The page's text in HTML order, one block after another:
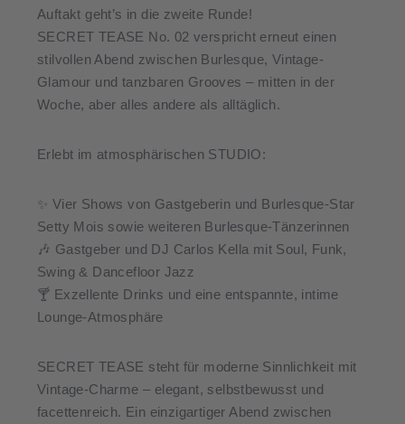
Auftakt geht’s in die zweite Runde!
SECRET TEASE No. 02 verspricht erneut einen
stilvollen Abend zwischen Burlesque, Vintage-
Glamour und tanzbaren Grooves – mitten in der
Woche, aber alles andere als alltäglich.
Erlebt im atmosphärischen STUDIO:
✨ Vier Shows von Gastgeberin und Burlesque-Star
Setty Mois sowie weiteren Burlesque-Tänzerinnen
🎶 Gastgeber und DJ Carlos Kella mit Soul, Funk,
Swing & Dancefloor Jazz
🍸 Exzellente Drinks und eine entspannte, intime
Lounge-Atmosphäre
SECRET TEASE steht für moderne Sinnlichkeit mit
Vintage-Charme – elegant, selbstbewusst und
facettenreich. Ein einzigartiger Abend zwischen